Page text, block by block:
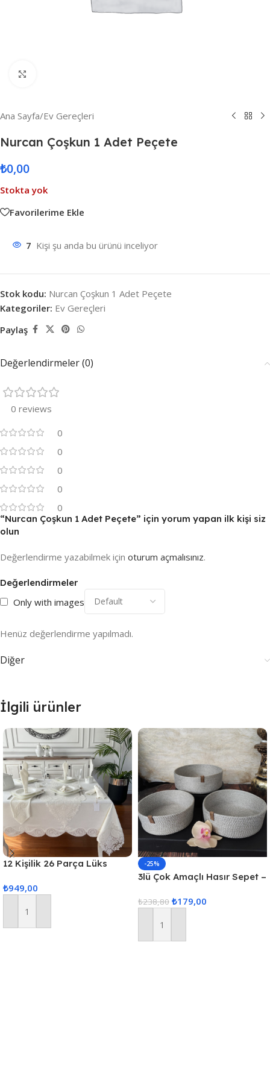
Ana Sayfa/Ev Gereçleri
Nurcan Çoşkun 1 Adet Peçete
₺0,00
Stokta yok
Favorilerime Ekle
7 Kişi şu anda bu ürünü inceliyor
Stok kodu: Nurcan Çoşkun 1 Adet Peçete
Kategoriler: Ev Gereçleri
Paylaş
Değerlendirmeler (0)
0 reviews
0
0
0
0
0
Değerlendirmeler
Only with images
Henüz değerlendirme yapılmadı.
“Nurcan Çoşkun 1 Adet Peçete” için yorum yapan ilk kişi siz
olun
Değerlendirme yazabilmek için oturum açmalısınız.
Diğer
İlgili ürünler
12 Kişilik 26 Parça Lüks
Masa Örtüsü Seti
₺949,00
Sepete Ekle
-25%
3lü Çok Amaçlı Hasır Sepet –
₺238,80 ₺179,00
Sepete Ekle